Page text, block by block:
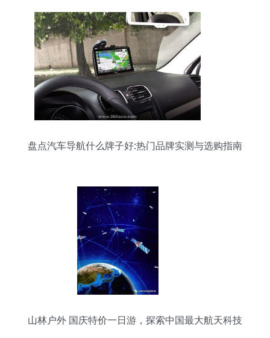
盘点汽车导航什么牌子好:热门品牌实测与选购指南
山林户外 国庆特价一日游，探索中国最大航天科技